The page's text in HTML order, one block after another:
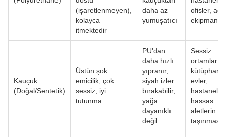
(işaretlenmeyen),
kolayca
itmektedir
daha az
yumuşatıcı
ofisler, ağır
ekipmanlar
Kauçuk
(Doğal/Sentetik)
Üstün şok
emicilik, çok
sessiz, iyi
tutunma
PU'dan
daha hızlı
yıpranır,
siyah izler
bırakabilir,
yağa
dayanıklı
değil.
Sessiz
ortamlar:
evler,
hastaneler;
hassas
aletlerin
taşınması